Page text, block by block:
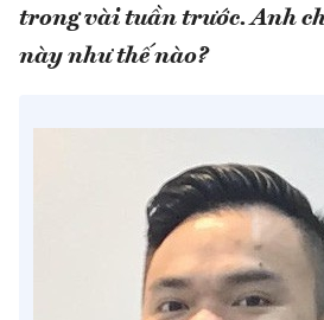
trong vài tuần trước. Anh
này như thế nào?